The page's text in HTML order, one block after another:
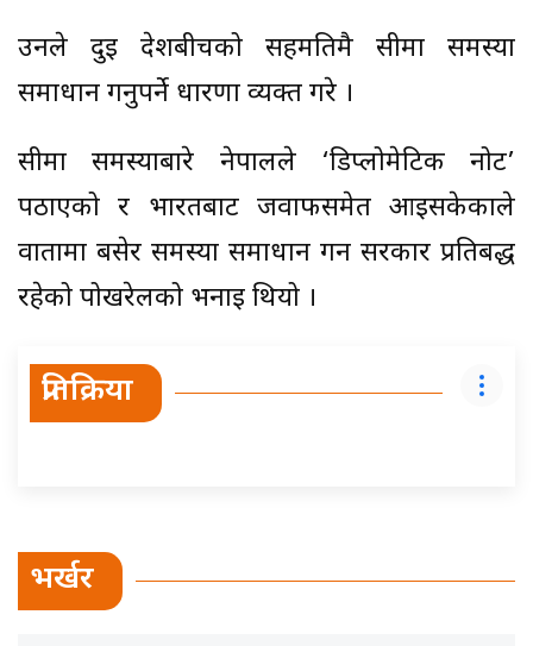
उनले दुई देशबीचको सहमतिमै सीमा समस्या
समाधान गर्नुपर्ने धारणा व्यक्त गरे ।
सीमा समस्याबारे नेपालले ‘डिप्लोमेटिक नोट’
पठाएको र भारतबाट जवाफसमेत आइसकेकाले
वार्तामा बसेर समस्या समाधान गर्न सरकार प्रतिबद्ध
रहेको पोखरेलको भनाइ थियो ।
प्रतिक्रिया
भर्खर